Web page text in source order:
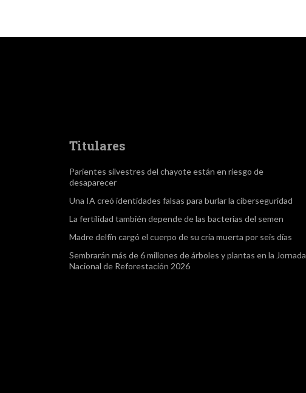
Titulares
Parientes silvestres del chayote están en riesgo de
desaparecer
Una IA creó identidades falsas para burlar la ciberseguridad
La fertilidad también depende de las bacterias del semen
Madre delfín cargó el cuerpo de su cría muerta por seis días
Sembrarán más de 6 millones de árboles y plantas en la Jornada
Nacional de Reforestación 2026